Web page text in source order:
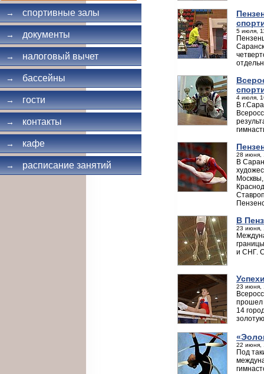
→ спортивные залы
→ документы
→ налоговый вычет
→ бассейны
→ гости
→ контакты
→ кафе
→ расписание занятий
5 июля,
4 июля,
В
28 июня,
В
Москвы,
В
23 июня,
и СНГ.
23 июня,
прошел
14
22 июня,
Под